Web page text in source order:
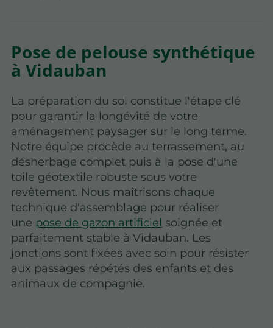
Pose de pelouse synthétique
à Vidauban
La préparation du sol constitue l'étape clé
pour garantir la longévité de votre
aménagement paysager sur le long terme.
Notre équipe procède au terrassement, au
désherbage complet puis à la pose d'une
toile géotextile robuste sous votre
revêtement. Nous maîtrisons chaque
technique d'assemblage pour réaliser
une pose de gazon artificiel soignée et
parfaitement stable à Vidauban. Les
jonctions sont fixées avec soin pour résister
aux passages répétés des enfants et des
animaux de compagnie.